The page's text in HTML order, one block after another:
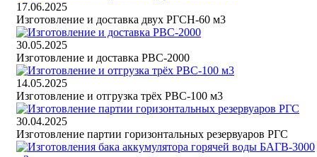
17.06.2025
Изготовление и доставка двух РГСН-60 м3
30.05.2025
Изготовление и доставка РВС-2000
14.05.2025
Изготовление и отгрузка трёх РВС-100 м3
30.04.2025
Изготовление партии горизонтальных резервуаров РГС